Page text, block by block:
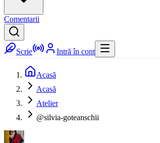
Comentarii
Scrie Intră în cont
Acasă
Acasă
Atelier
@silvia-goteanschii